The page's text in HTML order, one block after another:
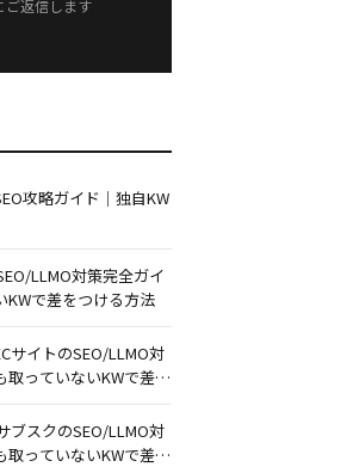
返信します
攻略ガイド｜独自KW
LLMO対策完全ガイ
KWで差をつける方法
サイトのSEO/LLMO対
っていないKWで差を
ブスクのSEO/LLMO対
っていないKWで差を